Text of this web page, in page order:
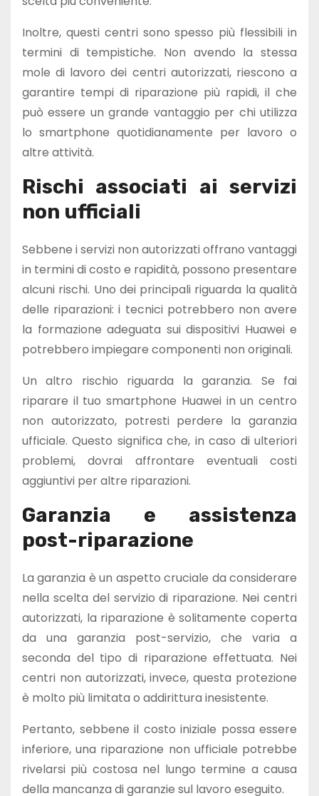
Inoltre, questi centri sono spesso più flessibili in
termini di tempistiche. Non avendo la stessa
mole di lavoro dei centri autorizzati, riescono a
garantire tempi di riparazione più rapidi, il che
può essere un grande vantaggio per chi utilizza
lo smartphone quotidianamente per lavoro o
altre attività.
Rischi associati ai servizi
non ufficiali
Sebbene i servizi non autorizzati offrano vantaggi
in termini di costo e rapidità, possono presentare
alcuni rischi. Uno dei principali riguarda la qualità
delle riparazioni: i tecnici potrebbero non avere
la formazione adeguata sui dispositivi Huawei e
potrebbero impiegare componenti non originali.
Un altro rischio riguarda la garanzia. Se fai
riparare il tuo smartphone Huawei in un centro
non autorizzato, potresti perdere la garanzia
ufficiale. Questo significa che, in caso di ulteriori
problemi, dovrai affrontare eventuali costi
aggiuntivi per altre riparazioni.
Garanzia e assistenza
post-riparazione
La garanzia è un aspetto cruciale da considerare
nella scelta del servizio di riparazione. Nei centri
autorizzati, la riparazione è solitamente coperta
da una garanzia post-servizio, che varia a
seconda del tipo di riparazione effettuata. Nei
centri non autorizzati, invece, questa protezione
è molto più limitata o addirittura inesistente.
Pertanto, sebbene il costo iniziale possa essere
inferiore, una riparazione non ufficiale potrebbe
rivelarsi più costosa nel lungo termine a causa
della mancanza di garanzie sul lavoro eseguito.